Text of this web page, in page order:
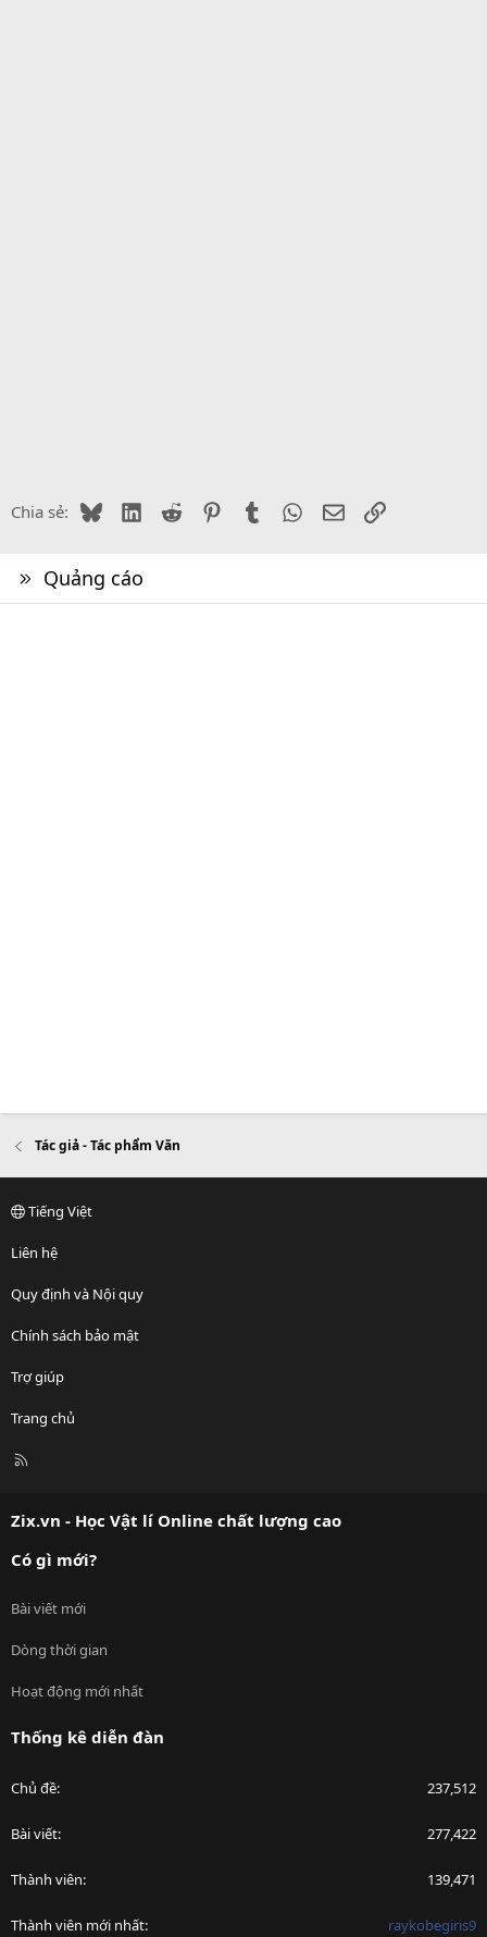
Chia sẻ: BlueskyLinkedIn
Reddit PinterestTumblr WhatsApp
EmailLink
Quảng cáo
Tác giả - Tác phẩm Văn
Tiếng Việt
Liên hệ
Quy định và Nội quy
Chính sách bảo mật
Trợ giúp
Trang chủ
R
Zix.vn - Học Vật lí Online chất lượng cao
Có gì mới?
Bài viết mới
Dòng thời gian
Hoạt động mới nhất
Thống kê diễn đàn
Chủ đề 237,512
Bài viết 277,422
Thành viên 139,471
Thành viên mới nhất raykobegiris9